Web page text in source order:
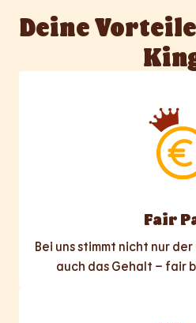
Deine
Fair
Bei uns stimmt nicht nur
auch das Gehalt – fair